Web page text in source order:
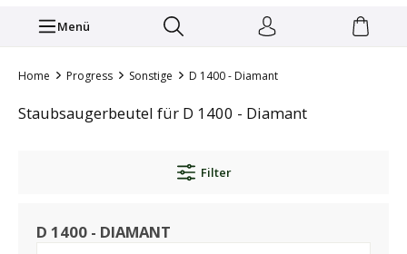
Menü
Home Progress Sonstige D 1400 - Diamant
Staubsaugerbeutel für D 1400 - Diamant
Filter
D 1400 - DIAMANT